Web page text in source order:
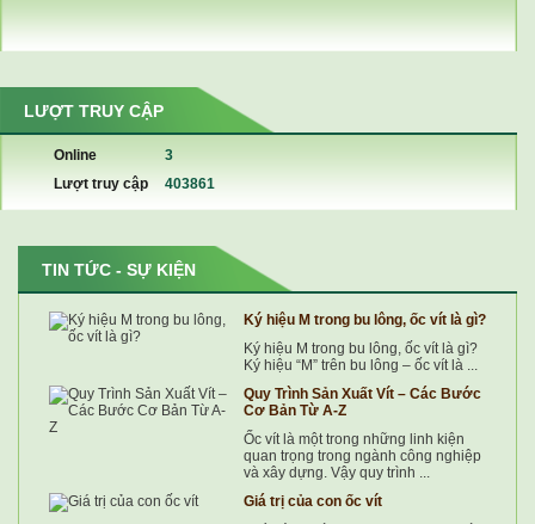
LƯỢT TRUY CẬP
Online
3
Lượt truy cập
403861
TIN TỨC - SỰ KIỆN
Ký hiệu M trong bu lông, ốc vít là gì?
Ký hiệu M trong bu lông, ốc vít là gì?
Ký hiệu “M” trên bu lông – ốc vít là ...
Quy Trình Sản Xuất Vít – Các Bước
Cơ Bản Từ A-Z
Ốc vít là một trong những linh kiện
quan trọng trong ngành công nghiệp
và xây dựng. Vậy quy trình ...
Giá trị của con ốc vít